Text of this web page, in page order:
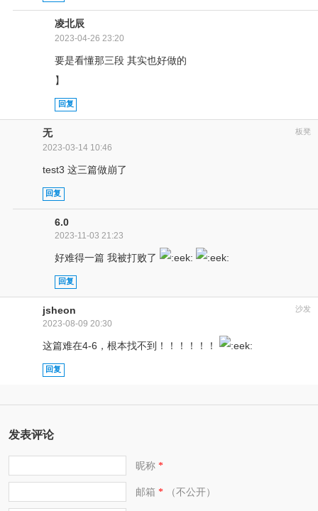
凌北辰
2023-04-26 23:20
要是看懂那三段 其实也好做的
】
回复
板凳
无
2023-03-14 10:46
test3 这三篇做崩了
回复
6.0
2023-11-03 21:23
好难得一篇 我被打败了
回复
沙发
jsheon
2023-08-09 20:30
这篇难在4-6，根本找不到！！！！！！
回复
发表评论
昵称*
邮箱 *（不公开）